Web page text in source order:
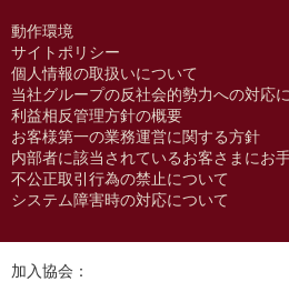
動作環境
サイトポリシー
個人情報の取扱いについて
当社グループの反社会的勢力への対応
利益相反管理方針の概要
お客様第一の業務運営に関する方針
内部者に該当されているお客さまにお
不公正取引行為の禁止について
システム障害時の対応について
加入協会：